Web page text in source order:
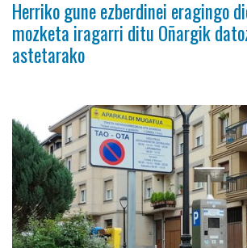
Herriko gune ezberdinei eragingo
mozketa iragarri ditu Oñargik
astetarako